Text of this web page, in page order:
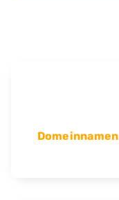
Domeinnamen